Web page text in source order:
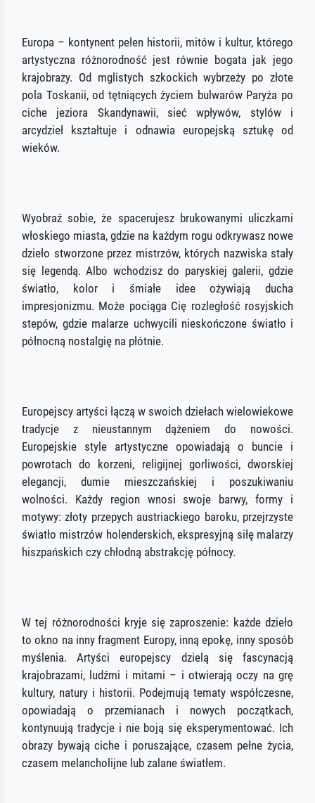
Europa – kontynent pełen historii, mitów i kultur, którego
artystyczna różnorodność jest równie bogata jak jego
krajobrazy. Od mglistych szkockich wybrzeży po złote
pola Toskanii, od tętniących życiem bulwarów Paryża po
ciche jeziora Skandynawii, sieć wpływów, stylów i
arcydzieł kształtuje i odnawia europejską sztukę od
wieków.
Wyobraź sobie, że spacerujesz brukowanymi uliczkami
włoskiego miasta, gdzie na każdym rogu odkrywasz nowe
dzieło stworzone przez mistrzów, których nazwiska stały
się legendą. Albo wchodzisz do paryskiej galerii, gdzie
światło, kolor i śmiałe idee ożywiają ducha
impresjonizmu. Może pociąga Cię rozległość rosyjskich
stepów, gdzie malarze uchwycili nieskończone światło i
północną nostalgię na płótnie.
Europejscy artyści łączą w swoich dziełach wielowiekowe
tradycje z nieustannym dążeniem do nowości.
Europejskie style artystyczne opowiadają o buncie i
powrotach do korzeni, religijnej gorliwości, dworskiej
elegancji, dumie mieszczańskiej i poszukiwaniu
wolności. Każdy region wnosi swoje barwy, formy i
motywy: złoty przepych austriackiego baroku, przejrzyste
światło mistrzów holenderskich, ekspresyjną siłę malarzy
hiszpańskich czy chłodną abstrakcję północy.
W tej różnorodności kryje się zaproszenie: każde dzieło
to okno na inny fragment Europy, inną epokę, inny sposób
myślenia. Artyści europejscy dzielą się fascynacją
krajobrazami, ludźmi i mitami – i otwierają oczy na grę
kultury, natury i historii. Podejmują tematy współczesne,
opowiadają o przemianach i nowych początkach,
kontynuują tradycje i nie boją się eksperymentować. Ich
obrazy bywają ciche i poruszające, czasem pełne życia,
czasem melancholijne lub zalane światłem.